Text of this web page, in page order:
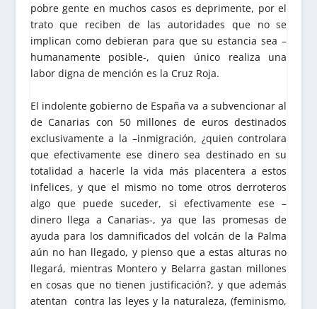
pobre gente en muchos casos es deprimente, por el
trato que reciben de las autoridades que no se
implican como debieran para que su estancia sea –
humanamente posible-, quien único realiza una
labor digna de mención es la Cruz Roja.
El indolente gobierno de España va a subvencionar al
de Canarias con 50 millones de euros destinados
exclusivamente a la –inmigración, ¿quien controlara
que efectivamente ese dinero sea destinado en su
totalidad a hacerle la vida más placentera a estos
infelices, y que el mismo no tome otros derroteros
algo que puede suceder, si efectivamente ese –
dinero llega a Canarias-, ya que las promesas de
ayuda para los damnificados del volcán de la Palma
aún no han llegado, y pienso que a estas alturas no
llegará, mientras Montero y Belarra gastan millones
en cosas que no tienen justificación?, y que además
atentan contra las leyes y la naturaleza, (feminismo,